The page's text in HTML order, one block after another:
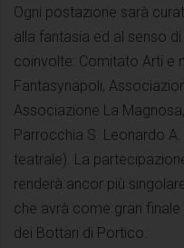
Ogni postazione sarà
alla fantasia ed al senso
coinvolte: Comitato Arti e
Fantasynapoli,
Associazione La
Parrocchia S. Leonardo
teatrale). La
renderà ancor più
che avrà come gran
dei Bottari di Portico.